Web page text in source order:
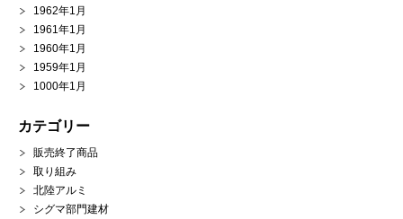
1962年1月
1961年1月
1960年1月
1959年1月
1000年1月
カテゴリー
販売終了商品
取り組み
北陸アルミ
シグマ部門建材